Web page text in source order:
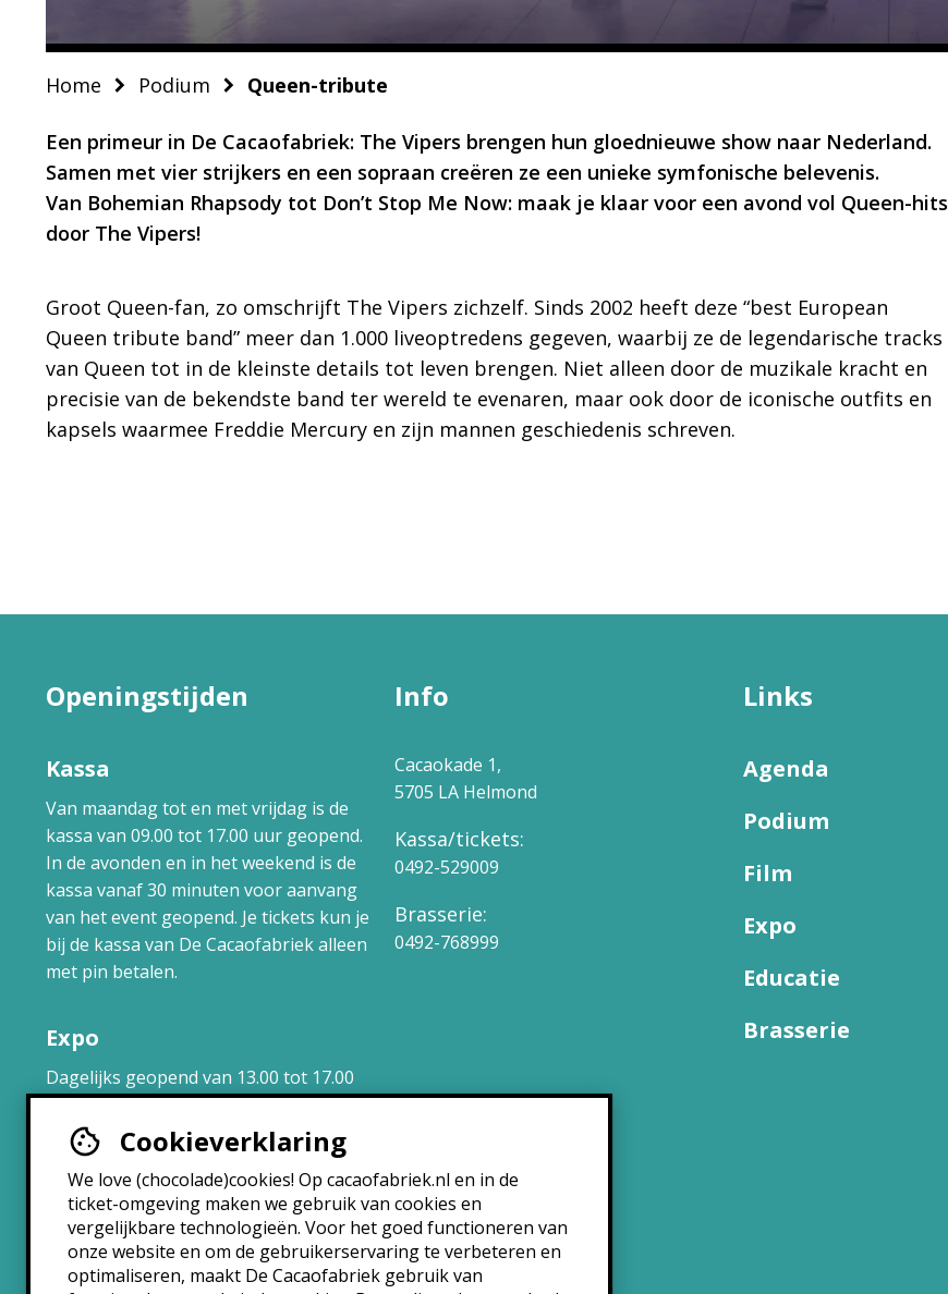
Cookieverklaring
We love (chocolade)cookies! Op cacaofabriek.nl en in de
ticket-omgeving maken we gebruik van cookies en
vergelijkbare technologieën. Voor het goed functioneren van
onze website en om de gebruikerservaring te verbeteren en
optimaliseren, maakt De Cacaofabriek gebruik van
Home Podium Queen-tribute
Een primeur in De Cacaofabriek: The Vipers brengen hun gloednieuwe show naar Nederland.
Samen met vier strijkers en een sopraan creëren ze een unieke symfonische belevenis.
Van Bohemian Rhapsody tot Don’t Stop Me Now: maak je klaar voor een avond vol Queen-hits
door The Vipers!
Groot Queen-fan, zo omschrijft The Vipers zichzelf. Sinds 2002 heeft deze “best European
Queen tribute band” meer dan 1.000 liveoptredens gegeven, waarbij ze de legendarische tracks
van Queen tot in de kleinste details tot leven brengen. Niet alleen door de muzikale kracht en
precisie van de bekendste band ter wereld te evenaren, maar ook door de iconische outfits en
kapsels waarmee Freddie Mercury en zijn mannen geschiedenis schreven.
Openingstijden
Kassa
Van maandag tot en met vrijdag is de
kassa van 09.00 tot 17.00 uur geopend.
In de avonden en in het weekend is de
kassa vanaf 30 minuten voor aanvang
van het event geopend. Je tickets kun je
bij de kassa van De Cacaofabriek alleen
met pin betalen.
Expo
Dagelijks geopend van 13.00 tot 17.00
uur.
Brasserie
Maandag: 10:30 – 22:30
Dinsdag: 10:30 – 22:30
Woensdag: 10:30 – 22:30
Info
Cacaokade 1,
5705 LA Helmond
Kassa/tickets:
0492-529009
Brasserie:
0492-768999
Links
Agenda
Podium
Film
Expo
Educatie
Brasserie